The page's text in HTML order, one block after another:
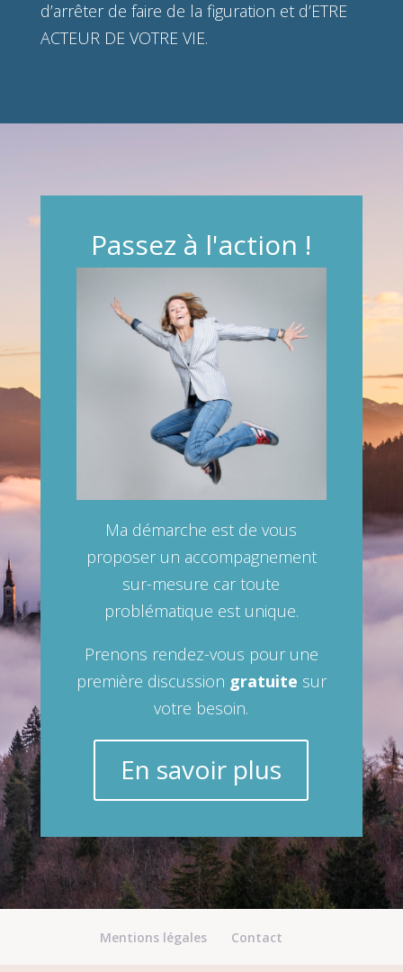
d’arrêter de faire de la figuration et d’ETRE
ACTEUR DE VOTRE VIE.
Passez à l'action !
Ma démarche est de vous
proposer un accompagnement
sur-mesure car toute
problématique est unique.
Prenons rendez-vous pour une
première discussion gratuite sur
votre besoin.
En savoir plus
Mentions légales Contact